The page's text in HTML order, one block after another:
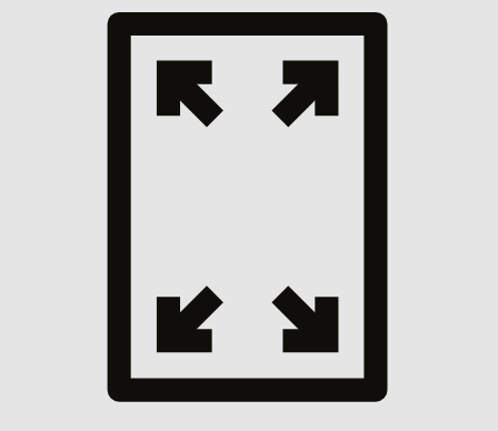
Materiale ripiani frigo
Raffreddamento congelatore
No Frost (Ventilato+Deumidifica)
Sbrinamento congelatore
Tecnologia SpaceMax™